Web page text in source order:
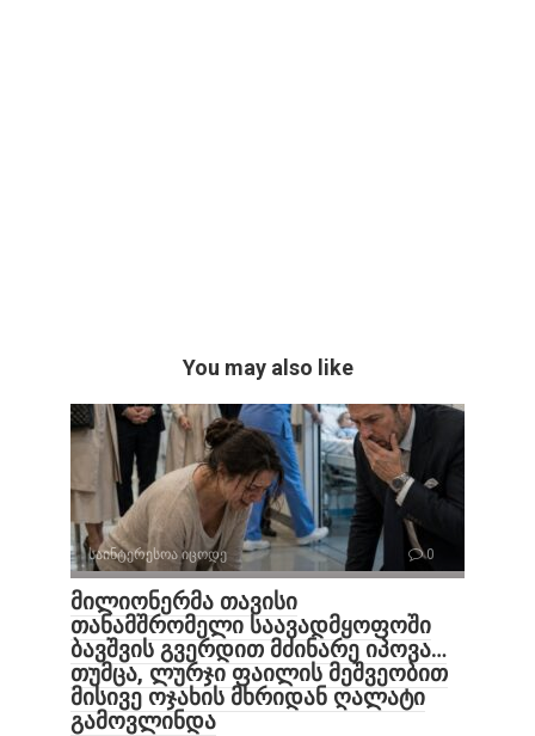
You may also like
საინტერესოა იცოდე 0
მილიონერმა თავისი
თანამშრომელი საავადმყოფოში
ბავშვის გვერდით მძინარე იპოვა…
თუმცა, ლურჯი ფაილის მეშვეობით
მისივე ოჯახის მხრიდან ღალატი
გამოვლინდა